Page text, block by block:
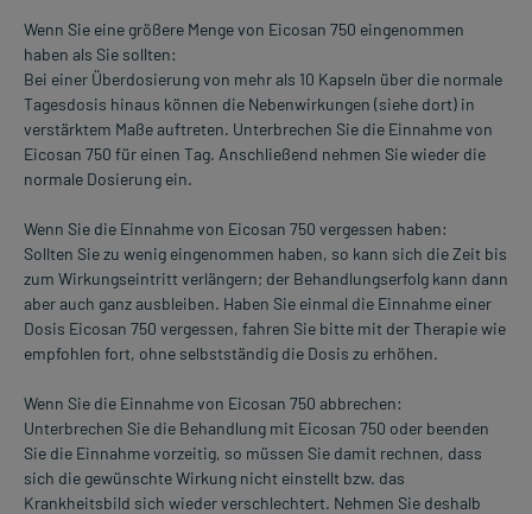
Wenn Sie eine größere Menge von Eicosan 750 eingenommen
haben als Sie sollten:
Bei einer Überdosierung von mehr als 10 Kapseln über die normale
Tagesdosis hinaus können die Nebenwirkungen (siehe dort) in
verstärktem Maße auftreten. Unterbrechen Sie die Einnahme von
Eicosan 750 für einen Tag. Anschließend nehmen Sie wieder die
normale Dosierung ein.
Wenn Sie die Einnahme von Eicosan 750 vergessen haben:
Sollten Sie zu wenig eingenommen haben, so kann sich die Zeit bis
zum Wirkungseintritt verlängern; der Behandlungserfolg kann dann
aber auch ganz ausbleiben. Haben Sie einmal die Einnahme einer
Dosis Eicosan 750 vergessen, fahren Sie bitte mit der Therapie wie
empfohlen fort, ohne selbstständig die Dosis zu erhöhen.
Wenn Sie die Einnahme von Eicosan 750 abbrechen:
Unterbrechen Sie die Behandlung mit Eicosan 750 oder beenden
Sie die Einnahme vorzeitig, so müssen Sie damit rechnen, dass
sich die gewünschte Wirkung nicht einstellt bzw. das
Krankheitsbild sich wieder verschlechtert. Nehmen Sie deshalb